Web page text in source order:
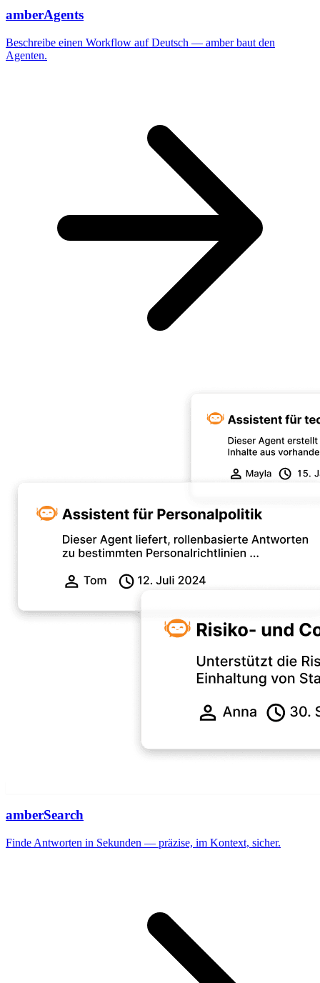
amberAgents
Beschreibe einen Workflow auf Deutsch — amber baut den
Agenten.
amberSearch
Finde Antworten in Sekunden — präzise, im Kontext, sicher.